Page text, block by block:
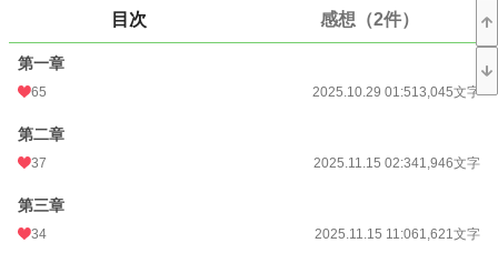
24,711 位 / 228,744 件
お気に入り
24h.ポイント
文字数
更新日時
初回公開日時
目次 感想（2件）
第一章
65 2025.10.29 01:513,045文字
第二章
37 2025.11.15 02:341,946文字
第三章
34 2025.11.15 11:061,621文字